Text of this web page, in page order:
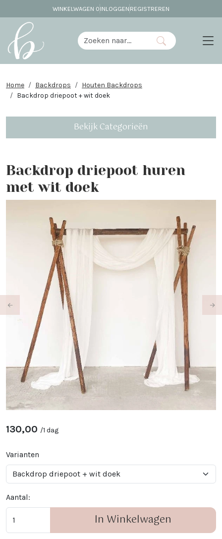
WINKELWAGEN 0 INLOGGEN REGISTREREN
Home Backdrops
Houten Backdrops
Backdrop driepoot + wit doek
Bekijk Categorieën
Backdrop driepoot huren
met wit doek
130,00 /1 dag
Varianten
Aantal:
In Winkelwagen
Previous